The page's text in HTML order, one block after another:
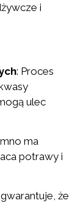
i
: Proces
ulec
ma
potrawy i
że